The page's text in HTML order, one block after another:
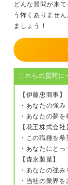
さらに、こう
で、面接官の
事実や、「チ
になった』と
伝えることで
ワークやコミ
いることをア
短所で自己
また、このよ
実行・振り返
持っているこ
ができている
どんな質問が来
う怖くありませ
ましょう！
これらの質問に
【伊藤忠商事】
・あなたの強
・あなたの夢を
【花王株式会社
・この職種を
・あなたにとっ
【森永製菓】
・あなたの強
・当社の業界